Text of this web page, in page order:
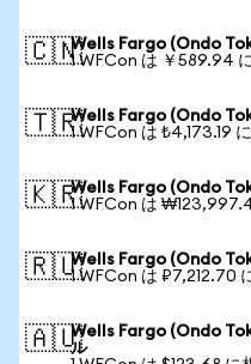
🇨🇳Wells Fargo (Ondo
1 WFCon は ￥589.94
🇹🇷Wells Fargo (Ondo
1 WFCon は ₺4,173.19
🇰🇷Wells Fargo (Ondo
1 WFCon は
🇷🇺Wells Fargo (Ondo
1 WFCon は ₽7,212.70
🇦🇺Wells Fargo (Ondo
ル